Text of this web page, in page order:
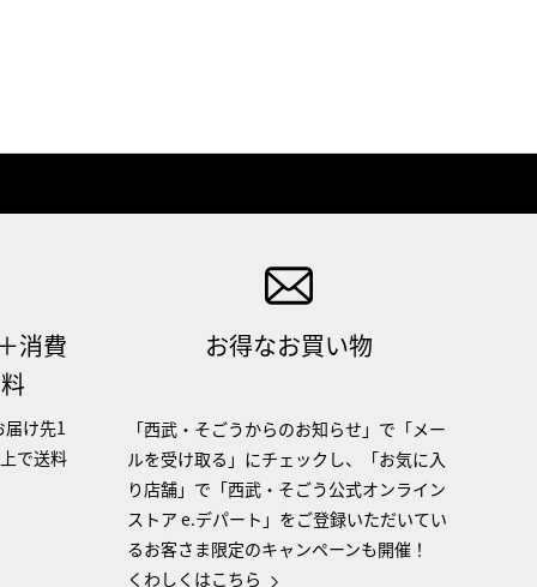
消費
届け先1
で送料
お得なお買い物
「西武・そごうからのお知らせ」で「メー
ルを受け取る」にチェックし、「お気に入
り店舗」で「西武・そごう公式オンライン
ストア e.デパート」をご登録いただいてい
るお客さま限定のキャンペーンも開催！
くわしくはこちら